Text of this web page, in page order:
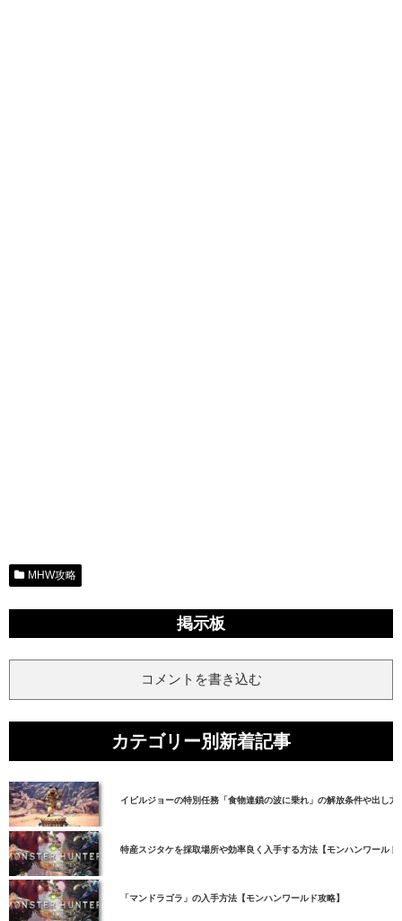
MHW攻略
掲示板
コメントを書き込む
カテゴリー別新着記事
イビルジョーの特別任務「食物連鎖の波に乗れ」の解放条件や出し
特産スジタケを採取場所や効率良く入手する方法【モンハンワールド
「マンドラゴラ」の入手方法【モンハンワールド攻略】